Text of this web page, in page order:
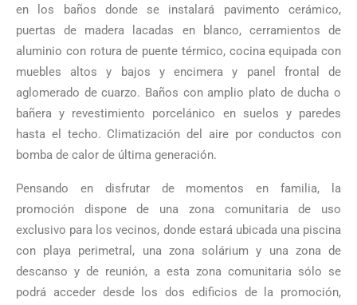
en los baños donde se instalará pavimento cerámico,
puertas de madera lacadas en blanco, cerramientos de
aluminio con rotura de puente térmico, cocina equipada con
muebles altos y bajos y encimera y panel frontal de
aglomerado de cuarzo. Baños con amplio plato de ducha o
bañera y revestimiento porcelánico en suelos y paredes
hasta el techo. Climatización del aire por conductos con
bomba de calor de última generación.
Pensando en disfrutar de momentos en familia, la
promoción dispone de una zona comunitaria de uso
exclusivo para los vecinos, donde estará ubicada una piscina
con playa perimetral, una zona solárium y una zona de
descanso y de reunión, a esta zona comunitaria sólo se
podrá acceder desde los dos edificios de la promoción,